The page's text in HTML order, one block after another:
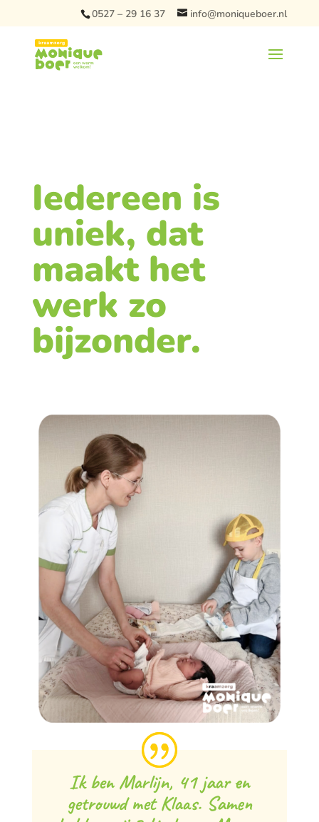
0527 – 29 16 37 info@moniqueboer.nl
Iedereen is
uniek, dat
maakt het
werk zo
bijzonder.
Ik ben Marlijn, 41 jaar en
getrouwd met Klaas. Samen